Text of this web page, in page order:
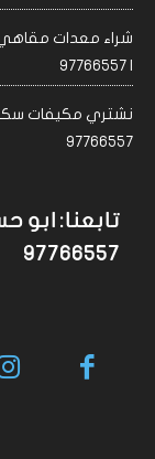
شراء معدات
| 97766557
نشتري مكيفات
97766557
تابعنا: ابو
97766557